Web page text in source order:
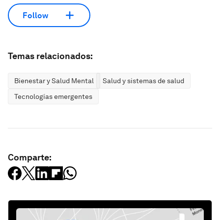
Follow
Temas relacionados:
Bienestar y Salud Mental
Salud y sistemas de salud
Tecnologías emergentes
Comparte: